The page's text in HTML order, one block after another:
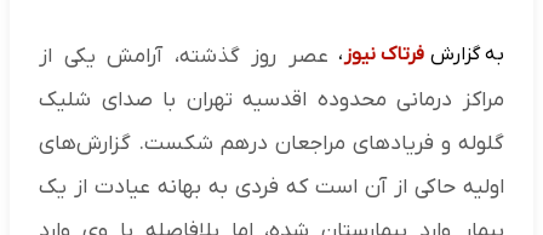
به گزارش فرتاک نیوز ، عصر روز گذشته، آرامش یکی از
مراکز درمانی محدوده اقدسیه تهران با صدای شلیک
گلوله و فریادهای مراجعان درهم شکست. گزارش‌های
اولیه حاکی از آن است که فردی به بهانه عیادت از یک